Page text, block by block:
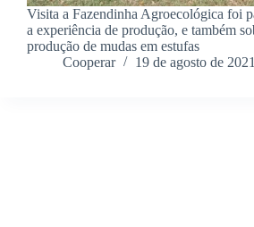
Visita a Fazendinha Agroecológica foi
a experiência de produção, e também
produção de mudas em estufas
Cooperar
19 de agosto de 2021